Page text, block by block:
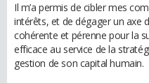
Il m’a permis de cibler mes
intérêts, et de dégager un axe
cohérente et pérenne pour la
efficace au service de la
gestion de son capital humain.